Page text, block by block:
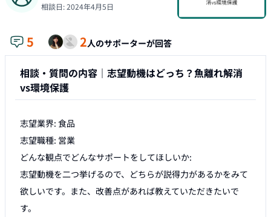
相談日:2024年4月5日
5 2人のサポーターが回答
相談・質問の内容｜ 志望動機はどっち？魚離れ解消
vs環境保護
志望業界: 食品
志望職種: 営業
どんな観点でどんなサポートをしてほしいか:
志望動機を二つ挙げるので、どちらが説得力があるかをみて
欲しいです。また、改善点があれば教えていただきたいで
す。